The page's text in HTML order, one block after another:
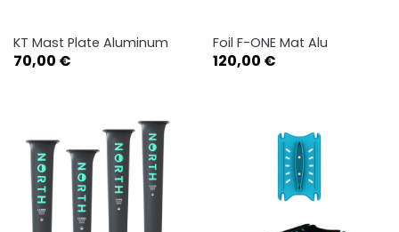
KT Mast Plate Aluminum
Prix
70,00 €
Foil F-ONE Mat Alu
Prix
120,00 €